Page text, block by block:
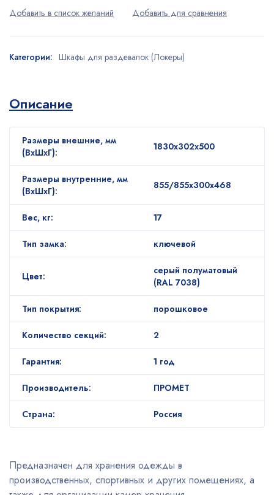
Категории: Шкафы для раздевалок (Локеры)
Описание
Размеры внешние, мм
(ВхШхГ):
1830x302x500
Размеры внутренние, мм
(ВхШхГ):
855/855x300x468
Вес, кг: 17
Тип замка: ключевой
Цвет:
серый полуматовый
(RAL 7038)
Тип покрытия: порошковое
Количество секций: 2
Гарантия: 1 год
Производитель: ПРОМЕТ
Страна: Россия
Предназначен для хранения одежды в
производственных, спортивных и других помещениях, а